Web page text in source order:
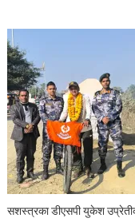
सशस्त्रका डीएसपी युकेश